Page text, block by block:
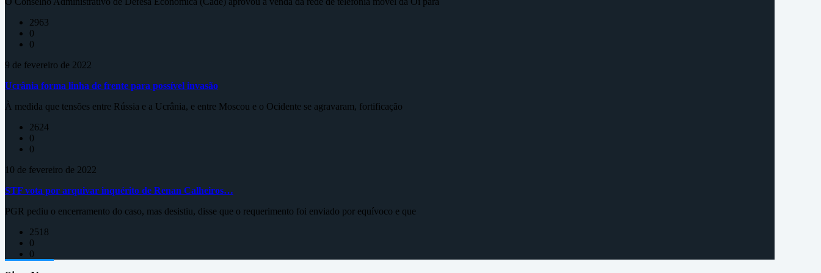
2963
0
0
9 de fevereiro de 2022
Ucrânia forma linha de frente para possível invasão
À medida que tensões entre Rússia e a Ucrânia, e entre Moscou e o Ocidente se agravaram, fortificação
2624
0
0
10 de fevereiro de 2022
STF vota por arquivar inquérito de Renan Calheiros…
PGR pediu o encerramento do caso, mas desistiu, disse que o requerimento foi enviado por equívoco e que
2518
0
0